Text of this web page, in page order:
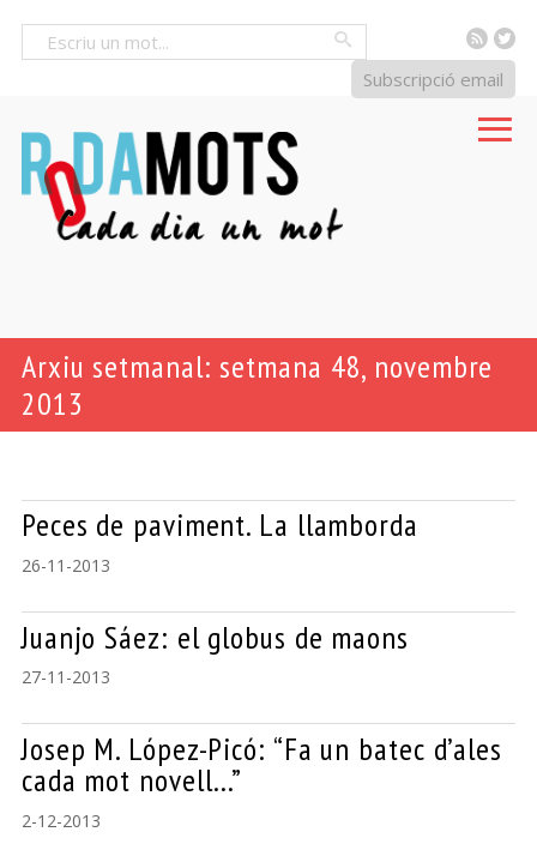
RSS
Subscripció email
Arxiu setmanal: setmana 48, novembre
2013
Peces de paviment. La llamborda
26-11-2013
Juanjo Sáez: el globus de maons
27-11-2013
Josep M. López-Picó: “Fa un batec d’ales
cada mot novell…”
2-12-2013